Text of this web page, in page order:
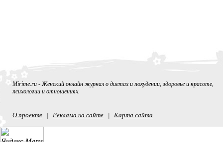
Mirime.ru - Женский онлайн журнал о диетах и похудении, здоровье и красоте,
психологии и отношениях.
О проекте Реклама на сайте Карта сайта